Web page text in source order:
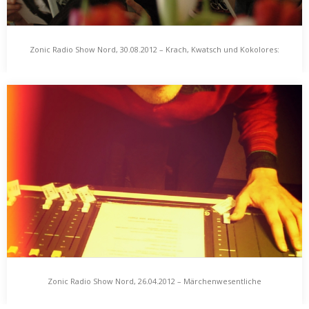
Zonic Radio Show Nord, 30.08.2012 – Krach, Kwatsch
und Kokolores: Lieder von Meisen und Wäldern
Nach dem Sommer kommt der Herbst. Nach dem H kommt das I,
Zonic Radio Show Nord, 30.08.2012 – Krach, Kwatsch und Kokolores:
Lieder von Meisen und Wäldern
Zonic Radio Show Nord, 26.04.2012 – Märchenwesentliche